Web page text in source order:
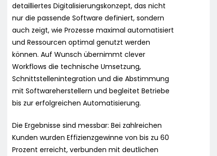
detailliertes Digitalisierungskonzept, das nicht
nur die passende Software definiert, sondern
auch zeigt, wie Prozesse maximal automatisiert
und Ressourcen optimal genutzt werden
können. Auf Wunsch übernimmt clever
Workflows die technische Umsetzung,
Schnittstellenintegration und die Abstimmung
mit Softwareherstellern und begleitet Betriebe
bis zur erfolgreichen Automatisierung.
Die Ergebnisse sind messbar: Bei zahlreichen
Kunden wurden Effizienzgewinne von bis zu 60
Prozent erreicht, verbunden mit deutlichen